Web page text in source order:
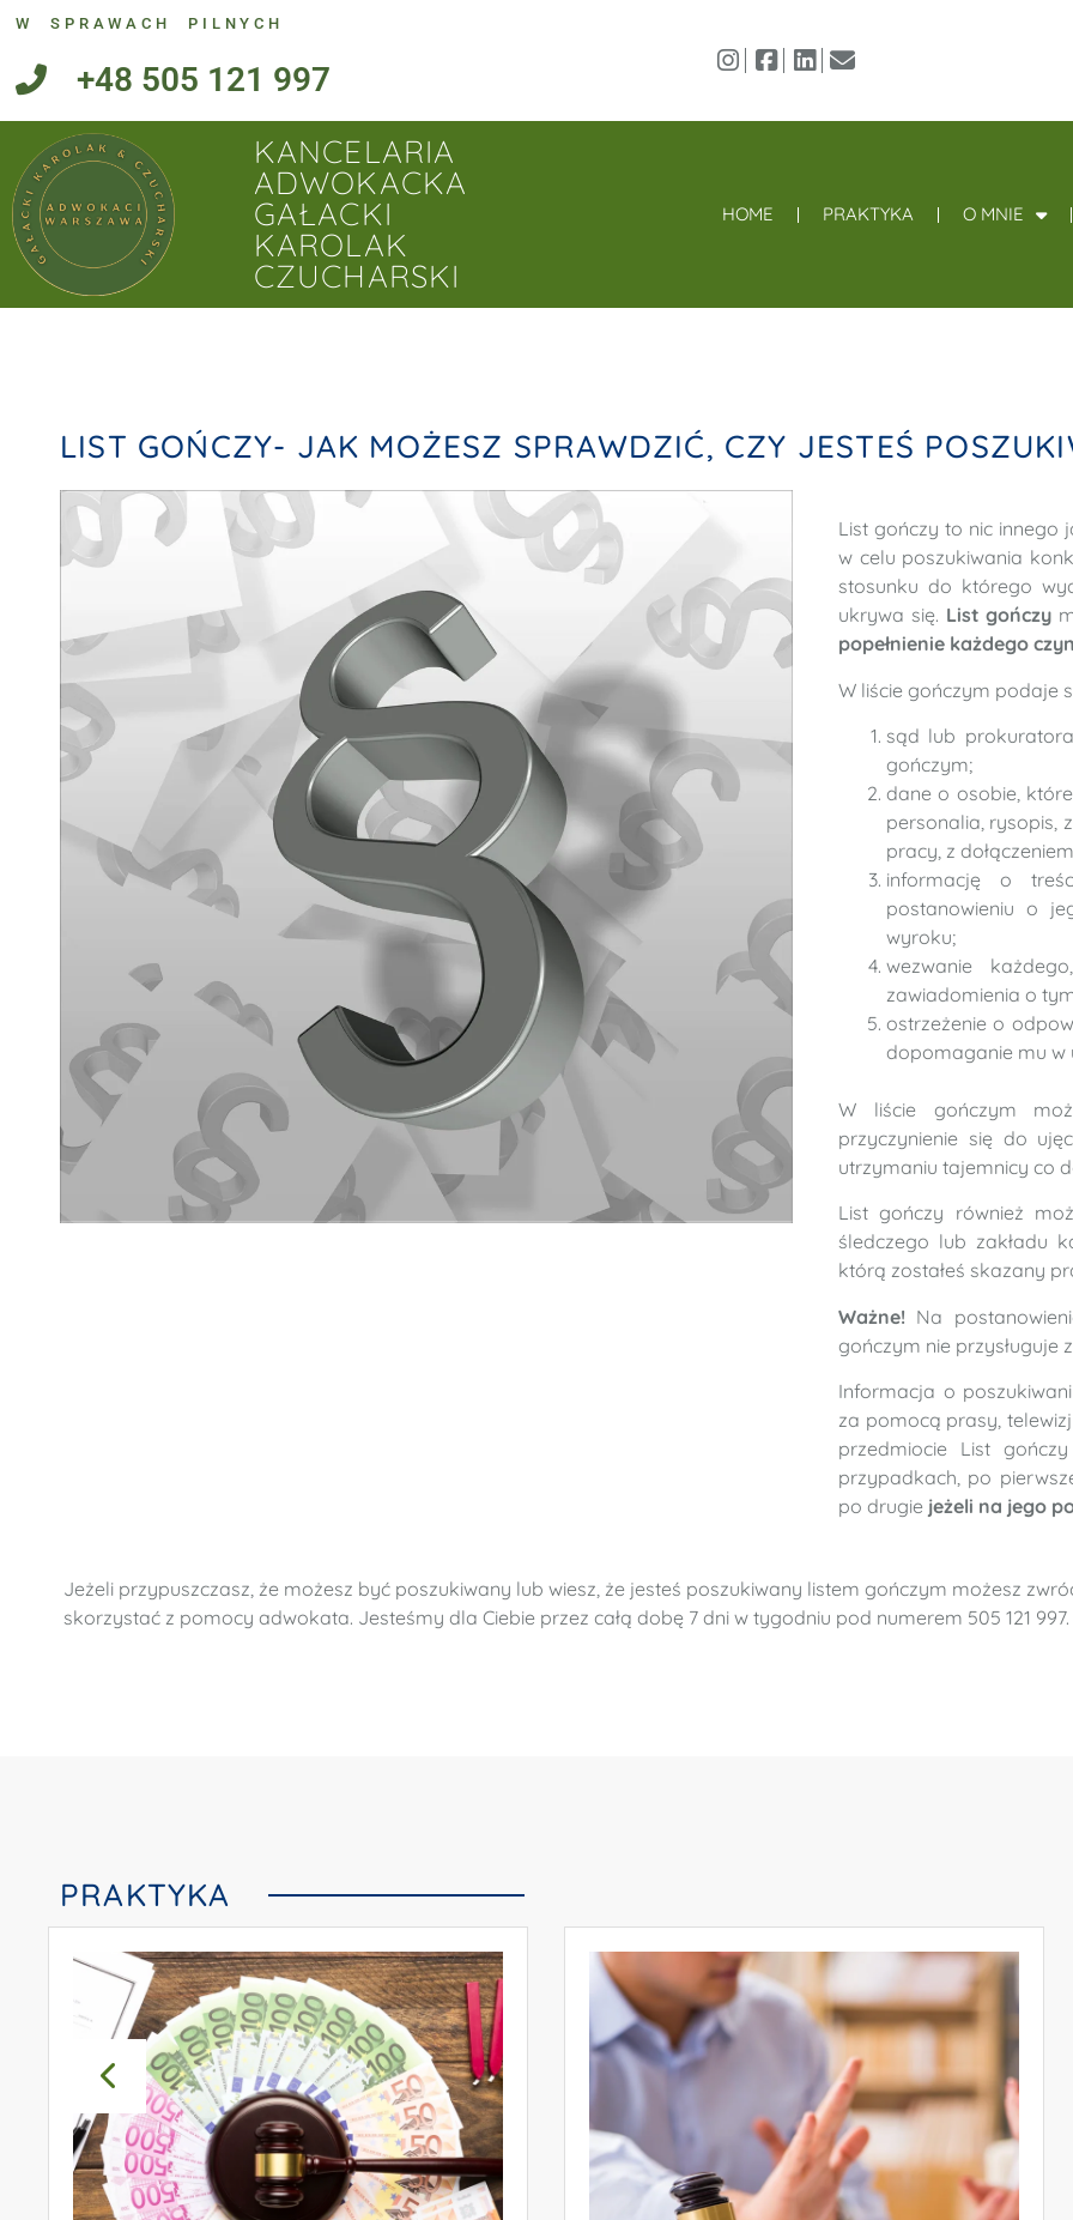
W SPRAWACH PILNYCH
+48 505 121 997
KANCELARIA
ADWOKACKA
GAŁACKI
KAROLAK
CZUCHARSKI
HOME PRAKTYKA O MNIE
LIST GOŃCZY- JAK MOŻESZ SPRAWDZIĆ, CZY JESTEŚ
List gończy to nic innego
w celu poszukiwania
stosunku do którego
ukrywa się. List gończy
popełnienie każdego
W liście gończym podaje
sąd lub
gończym;
dane o osobie,
personalia, rysopis,
pracy, z
informację o
postanowieniu o
wyroku;
wezwanie
zawiadomienia o
ostrzeżenie o
dopomaganie mu w
W liście gończym
przyczynienie się do
utrzymaniu tajemnicy co
List gończy również
śledczego lub zakładu
którą zostałeś skazany
Ważne! Na
gończym nie przysługuje
Informacja o
za pomocą prasy,
przedmiocie List
przypadkach, po
po drugie jeżeli na jego
Jeżeli przypuszczasz, że możesz być poszukiwany lub wiesz, że jesteś poszukiwany listem gończym możesz
skorzystać z pomocy adwokata. Jesteśmy dla Ciebie przez całą dobę 7 dni w tygodniu pod numerem 505 121 997.
PRAKTYKA